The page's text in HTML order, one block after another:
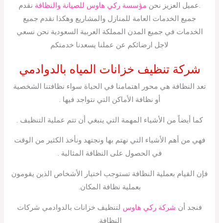
.عميل العزيز نحن مؤسسة ركي هاوس للصيانة والنظافة نقدم
جميع الخدمات العامة للمنازل والمشاريع وهكذا نقدم جميع
الخدمات في جميع المدن المملكة العربية السعودية نحن نسعي
لاجل ارضائكم عن عملنا يسعدنا خدمتكم
شركة تنظيف خزانات المياه بالدوادمي
تعد النظافة هي محور اهتمامنا في الحياة سواء نظافتنا الشخصية
أو نظافة الأماكن التي نتواجد فيها .
كما أيضاً من الأشياء المهمة التي ينبغي أن تتم عملية التنظيف .
فهي من أهم الأشياء التي نهتم بها ونجتهد ونأخذ الكثير من الوقت
في الحصول على النظافة المثالية .
فإن القيام بعملية النظافة تستوجب اختيار الأشخاص الذين يقومون
بعملية نظافة المكان.
فنجد أن شركة ركي هاوس لتنظيف خزانات بالدوادمي شركات
النظافة.